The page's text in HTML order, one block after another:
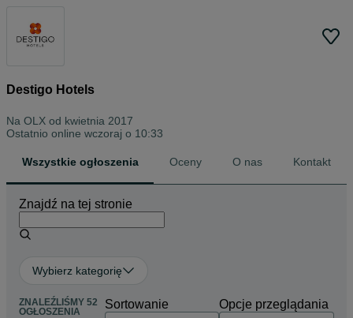
Destigo Hotels
Na OLX od kwietnia 2017
Ostatnio online wczoraj o 10:33
Wszystkie ogłoszenia Oceny O nas Kontakt
Znajdź na tej stronie
Wybierz kategorię
ZNALEŹLIŚMY 52
OGŁOSZENIA
Sortowanie Opcje przeglądania